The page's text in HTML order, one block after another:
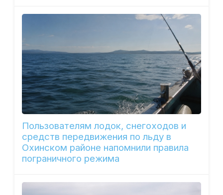
Пользователям лодок, снегоходов и
средств передвижения по льду в
Охинском районе напомнили правила
пограничного режима